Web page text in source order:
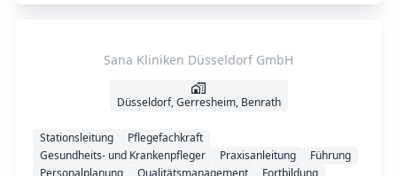
Sana Kliniken Düsseldorf GmbH
Düsseldorf, Gerresheim, Benrath
Stationsleitung
Pflegefachkraft
Gesundheits- und Krankenpfleger
Praxisanleitung
Führung
Personalplanung
Qualitätsmanagement
Fortbildung